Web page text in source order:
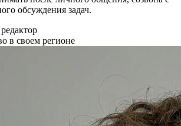
обсуждения задач.
в своем регионе